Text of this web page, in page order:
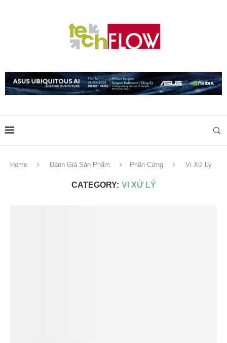
Home Đánh Giá Sản Phẩm Phần Cứng Vi Xử Lý
CATEGORY: VI XỬ LÝ